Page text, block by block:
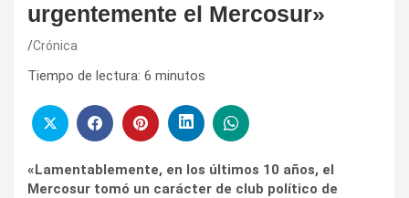
urgentemente el Mercosur»
Crónica
Tiempo de lectura: 6 minutos
«Lamentablemente, en los últimos 10 años, el
Mercosur tomó un carácter de club político de